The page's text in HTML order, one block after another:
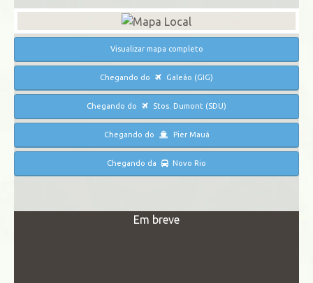
Visualizar mapa completo
Chegando do Galeão (GIG)
Chegando do Stos. Dumont (SDU)
Chegando do Pier Mauá
Chegando da Novo Rio
Em breve